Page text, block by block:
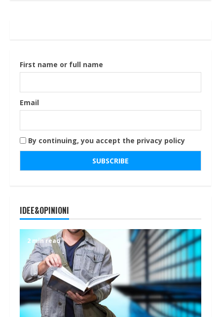
First name or full name
Email
By continuing, you accept the privacy policy
IDEE&OPINIONI
2 min read